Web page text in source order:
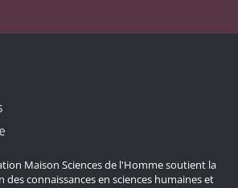
Maison Sciences de l'Homme soutient la
des connaissances en sciences humaines et